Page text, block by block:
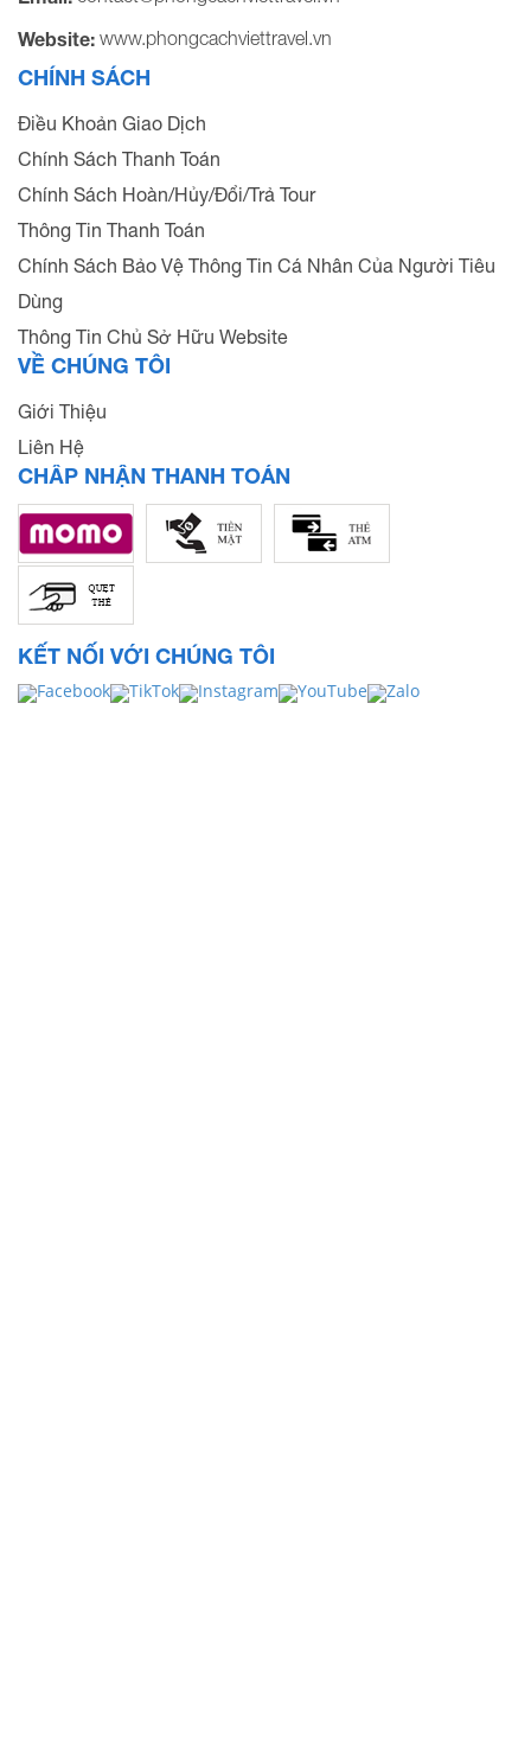
Website: www.phongcachviettravel.vn
CHÍNH SÁCH
Điều Khoản Giao Dịch
Chính Sách Thanh Toán
Chính Sách Hoàn/Hủy/Đổi/Trả Tour
Thông Tin Thanh Toán
Chính Sách Bảo Vệ Thông Tin Cá Nhân Của Người Tiêu
Dùng
Thông Tin Chủ Sở Hữu Website
VỀ CHÚNG TÔI
Giới Thiệu
Liên Hệ
CHẤP NHẬN THANH TOÁN
KẾT NỐI VỚI CHÚNG TÔI